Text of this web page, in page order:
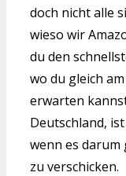
doch nicht alle
wieso wir
du den
wo du gleich
erwarten
Deutschland,
wenn es darum
zu verschicken.